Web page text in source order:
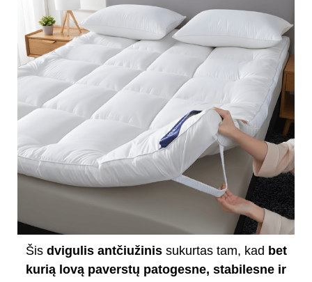
Šis dvigulis antčiužinissukurtas tam, kad bet
kurią lovą paverstų patogesne, stabilesne ir